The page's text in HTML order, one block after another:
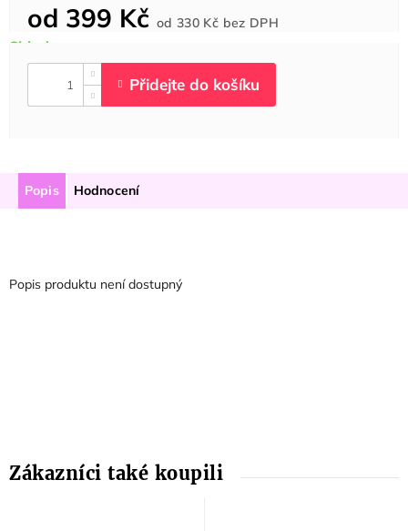
od 399 Kč od330 Kč bez DPHcena:
Popis Hodnocení
Popis produktu není dostupný